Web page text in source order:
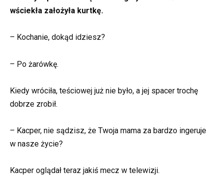
wściekła założyła kurtkę.
– Kochanie, dokąd idziesz?
– Po żarówkę.
Kiedy wróciła, teściowej już nie było, a jej spacer trochę
dobrze zrobił.
– Kacper, nie sądzisz, że Twoja mama za bardzo ingeruje
w nasze życie?
Kacper oglądał teraz jakiś mecz w telewizji.